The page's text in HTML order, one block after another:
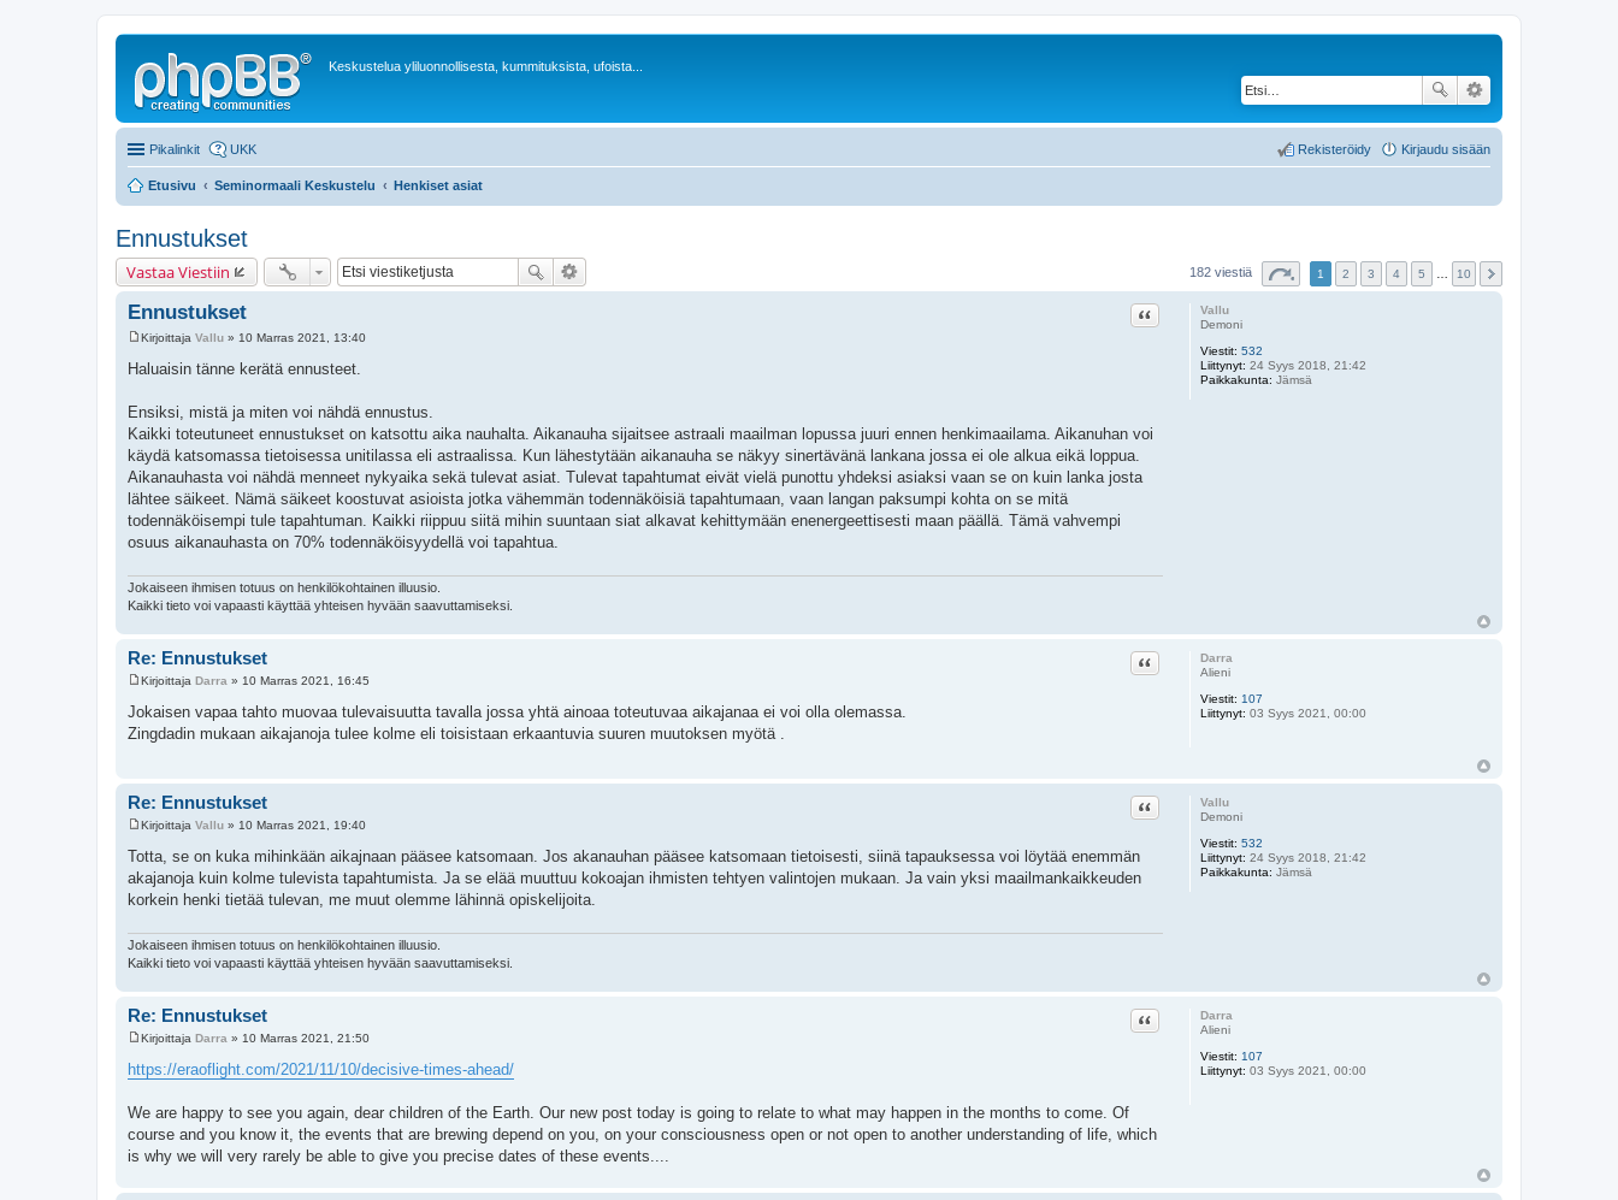
Keskustelua yliluonnollisesta, kummituksista, ufoista...
Pikalinkit UKK Kirjaudu sisään
Rekisteröidy
Etusivu Seminormaali Keskustelu Henkiset asiat
Ennustukset
Vastaa Viestiin 182 viestiä 1 2 3 4 5 10
Vallu
Demoni
Viestit: 532
Liittynyt: 24 Syys 2018, 21:42
Paikkakunta: Jämsä
Ennustukset Lainaa
e
Kirjoittaja Vallu » 10 Marras 2021, 13:40
Haluaisin tänne kerätä ennusteet.
Ensiksi, mistä ja miten voi nähdä ennustus.
Kaikki toteutuneet ennustukset on katsottu aika nauhalta. Aikanauha sijaitsee astraali maailman lopussa juuri ennen henkimaailama. Aikanuhan voi
käydä katsomassa tietoisessa unitilassa eli astraalissa. Kun lähestytään aikanauha se näkyy sinertävänä lankana jossa ei ole alkua eikä loppua.
Aikanauhasta voi nähdä menneet nykyaika sekä tulevat asiat. Tulevat tapahtumat eivät vielä punottu yhdeksi asiaksi vaan se on kuin lanka josta
lähtee säikeet. Nämä säikeet koostuvat asioista jotka vähemmän todennäköisiä tapahtumaan, vaan langan paksumpi kohta on se mitä
todennäköisempi tule tapahtuman. Kaikki riippuu siitä mihin suuntaan siat alkavat kehittymään enenergeettisesti maan päällä. Tämä vahvempi
osuus aikanauhasta on 70% todennäköisyydellä voi tapahtua.
Jokaiseen ihmisen totuus on henkilökohtainen illuusio.
Kaikki tieto voi vapaasti käyttää yhteisen hyvään saavuttamiseksi.
Darra
Alieni
Viestit: 107
Liittynyt: 03 Syys 2021, 00:00
Re: Ennustukset Lainaa
i
e
s
Kirjoittaja Darra » 10 Marras 2021, 16:45
Jokaisen vapaa tahto muovaa tulevaisuutta tavalla jossa yhtä ainoaa toteutuvaa aikajanaa ei voi olla olemassa.
Zingdadin mukaan aikajanoja tulee kolme eli toisistaan erkaantuvia suuren muutoksen myötä .
Vallu
Demoni
Viestit: 532
Liittynyt: 24 Syys 2018, 21:42
Paikkakunta: Jämsä
Re: Ennustukset Lainaa
i
e
s
t
i
Kirjoittaja Vallu » 10 Marras 2021, 19:40
Totta, se on kuka mihinkään aikajnaan pääsee katsomaan. Jos akanauhan pääsee katsomaan tietoisesti, siinä tapauksessa voi löytää enemmän
akajanoja kuin kolme tulevista tapahtumista. Ja se elää muuttuu kokoajan ihmisten tehtyen valintojen mukaan. Ja vain yksi maailmankaikkeuden
korkein henki tietää tulevan, me muut olemme lähinnä opiskelijoita.
Jokaiseen ihmisen totuus on henkilökohtainen illuusio.
Kaikki tieto voi vapaasti käyttää yhteisen hyvään saavuttamiseksi.
Darra
Alieni
Viestit: 107
Liittynyt: 03 Syys 2021, 00:00
Re: Ennustukset Lainaa
i
e
t
Kirjoittaja Darra » 10 Marras 2021, 21:50
https://eraoflight.com/2021/11/10/decisive-times-ahead/
We are happy to see you again, dear children of the Earth. Our new post today is going to relate to what may happen in the months to come. Of
course and you know it, the events that are brewing depend on you, on your consciousness open or not open to another understanding of life, which
is why we will very rarely be able to give you precise dates of these events....